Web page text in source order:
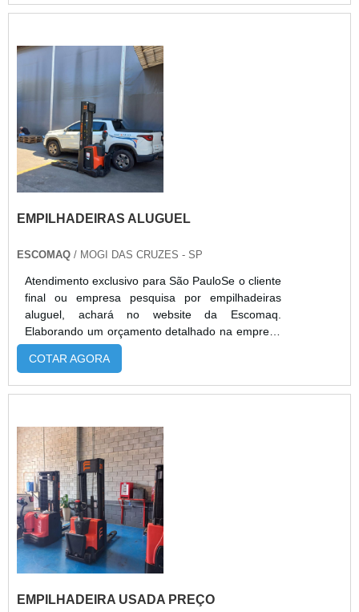
segmento. Esse tipo de cuidado ajuda a garantir a
evitar prejuízos com imprev...
EMPILHADEIRAS ALUGUEL
ESCOMAQ / MOGI DAS CRUZES - SP
Atendimento exclusivo para São PauloSe o cliente
final ou empresa pesquisa por empilhadeiras
aluguel, achará no website da Escomaq.
Elaborando um orçamento detalhado na empresa
mais qualificada do mercado e encontrando a
melhor referência em qualidade.Quando a
profissionais especializados da Escomaq atingirá
resultados dos clientes.MAIS DETALHES SOBRE
EMPILHAD...
COTAR AGORA
EMPILHADEIRA USADA PREÇO